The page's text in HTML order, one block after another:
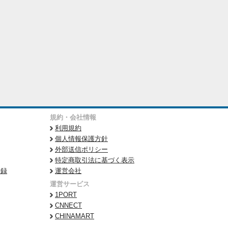
規約・会社情報
利用規約
個人情報保護方針
外部送信ポリシー
特定商取引法に基づく表示
運営会社
運営サービス
1PORT
CNNECT
CHINAMART